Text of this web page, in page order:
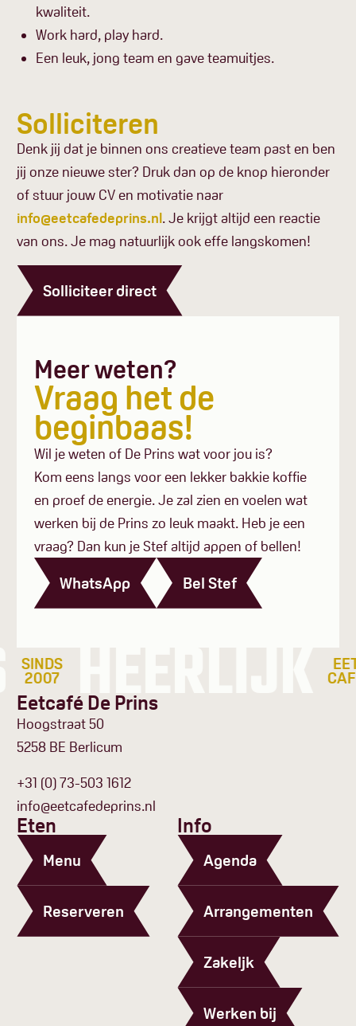
kwaliteit.
Work hard, play hard.
Een leuk, jong team en gave teamuitjes.
Solliciteren
Denk jij dat je binnen ons creatieve team past en ben
jij onze nieuwe ster? Druk dan op de knop hieronder
of stuur jouw CV en motivatie naar
info@eetcafedeprins.nl. Je krijgt altijd een reactie
van ons. Je mag natuurlijk ook effe langskomen!
Solliciteer direct
Meer weten?
Vraag het de
beginbaas!
Wil je weten of De Prins wat voor jou is?
Kom eens langs voor een lekker bakkie koffie
en proef de energie. Je zal zien en voelen wat
werken bij de Prins zo leuk maakt. Heb je een
vraag? Dan kun je Stef altijd appen of bellen!
WhatsApp Bel Stef
2007
HEERLIJK
EET
CAFE
Eetcafé De Prins
Hoogstraat 50
5258 BE Berlicum
+31 (0) 73-503 1612
info@eetcafedeprins.nl
Eten
Menu
Reserveren
Info
Agenda
Arrangementen
Zakeljk
Werken bij